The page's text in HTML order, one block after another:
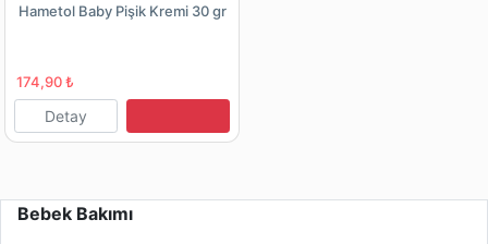
Hametol Baby Pişik Kremi 30 gr
174,90 ₺
Detay
Bebek Bakımı